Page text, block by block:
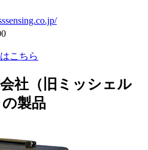
社（旧ミッシェル
製品